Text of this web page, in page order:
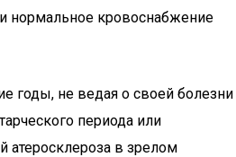
нормальное кровоснабжение
годы, не ведая о своей болезни
периода или
в зрелом